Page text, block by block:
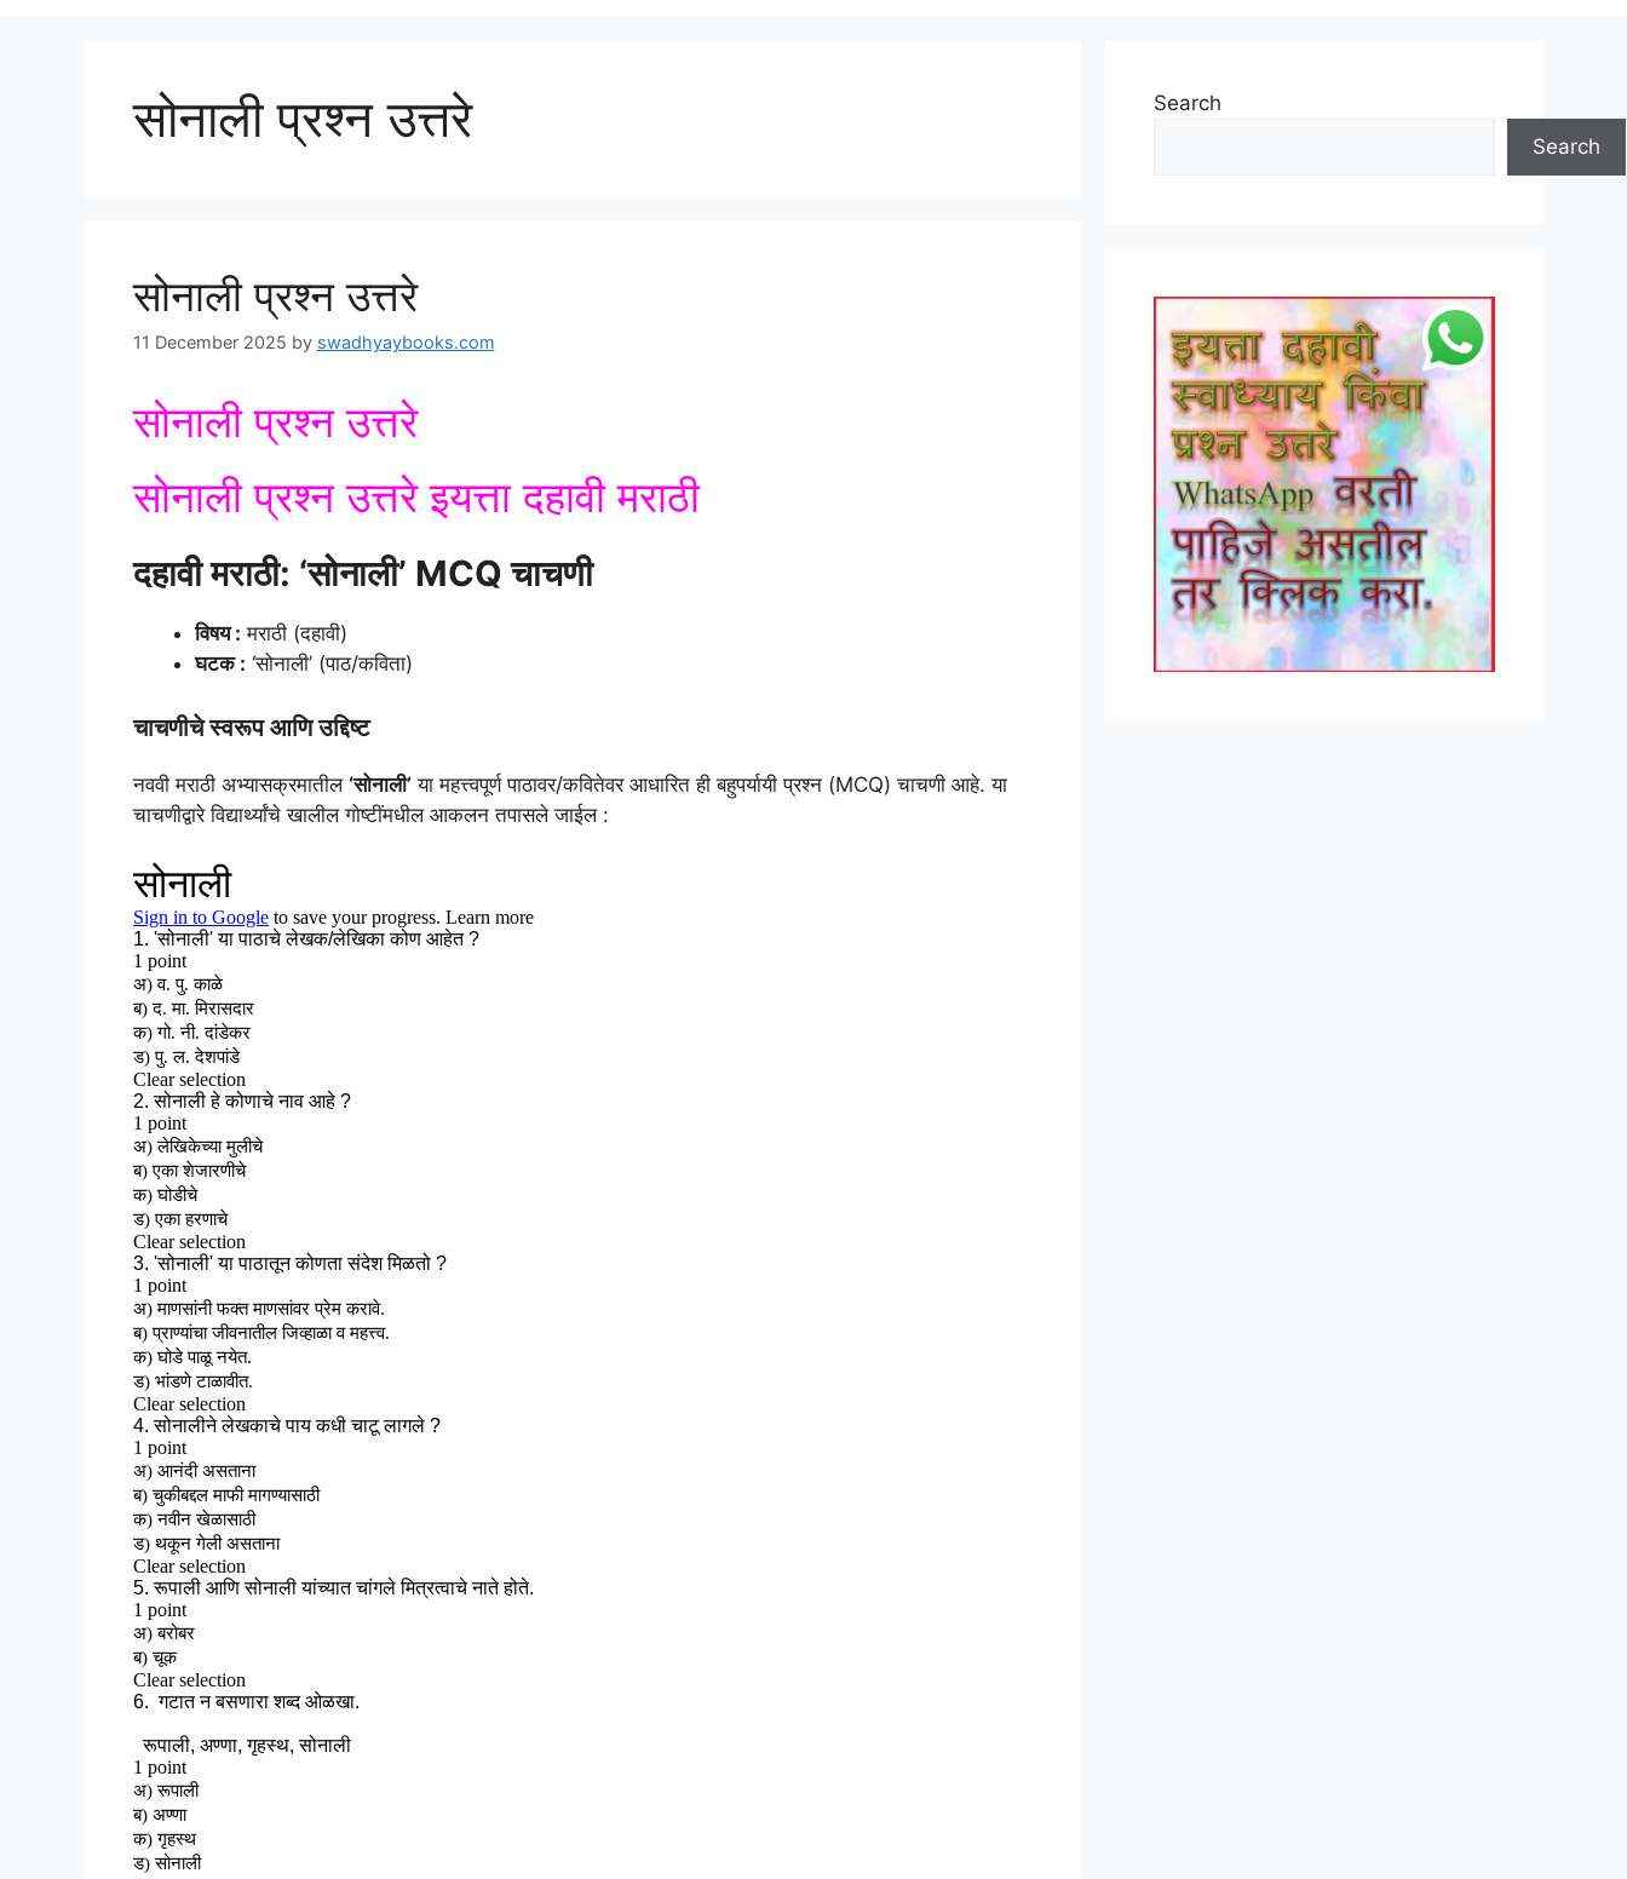
सोनाली प्रश्न उत्तरे
सोनाली प्रश्न उत्तरे
11 December 2025 by swadhyaybooks.com
सोनाली प्रश्न उत्तरे
सोनाली प्रश्न उत्तरे इयत्ता दहावी मराठी
दहावी मराठी: ‘सोनाली’ MCQ चाचणी
विषय : मराठी (दहावी)
घटक : ‘सोनाली’ (पाठ/कविता)
चाचणीचे स्वरूप आणि उद्दिष्ट
नववी मराठी अभ्यासक्रमातील ‘सोनाली’या महत्त्वपूर्ण पाठावर/कवितेवर आधारित ही बहुपर्यायी प्रश्न (MCQ) चाचणी आहे. या
चाचणीद्वारे विद्यार्थ्यांचे खालील गोष्टींमधील आकलन तपासले जाईल :
Search
Search